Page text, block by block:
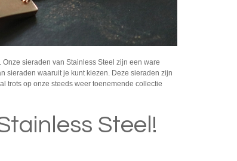
sieraden van Stainless Steel zijn een ware
sieraden waaruit je kunt kiezen. Deze sieraden zijn
trots op onze steeds weer toenemende collectie
Steel!